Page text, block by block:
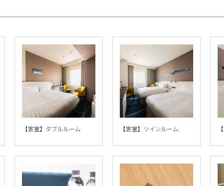
【客室】ダブルルーム 【客室】ツインルーム